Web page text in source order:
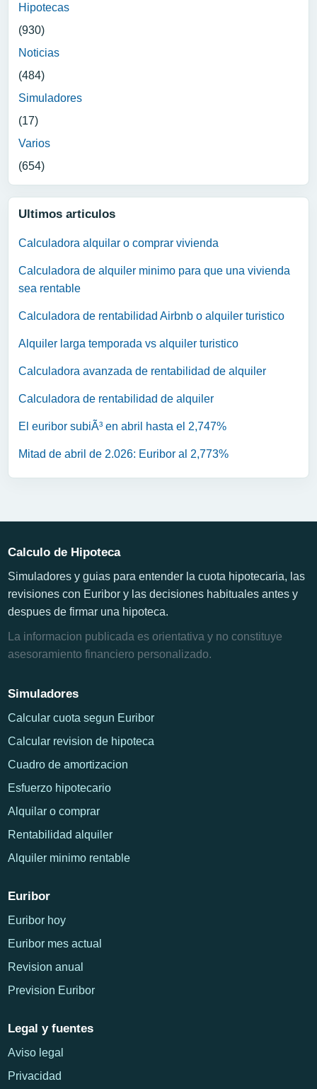
Hipotecas
(930)
Noticias
(484)
Simuladores
(17)
Varios
(654)
Ultimos articulos
Calculadora alquilar o comprar vivienda
Calculadora de alquiler minimo para que una vivienda
sea rentable
Calculadora de rentabilidad Airbnb o alquiler turistico
Alquiler larga temporada vs alquiler turistico
Calculadora avanzada de rentabilidad de alquiler
Calculadora de rentabilidad de alquiler
El euribor subiÃ³ en abril hasta el 2,747%
Mitad de abril de 2.026: Euribor al 2,773%
Calculo de Hipoteca
Simuladores y guias para entender la cuota hipotecaria, las
revisiones con Euribor y las decisiones habituales antes y
despues de firmar una hipoteca.
La informacion publicada es orientativa y no constituye
asesoramiento financiero personalizado.
Simuladores
Calcular cuota segun Euribor
Calcular revision de hipoteca
Cuadro de amortizacion
Esfuerzo hipotecario
Alquilar o comprar
Rentabilidad alquiler
Alquiler minimo rentable
Euribor
Euribor hoy
Euribor mes actual
Revision anual
Prevision Euribor
Legal y fuentes
Aviso legal
Privacidad